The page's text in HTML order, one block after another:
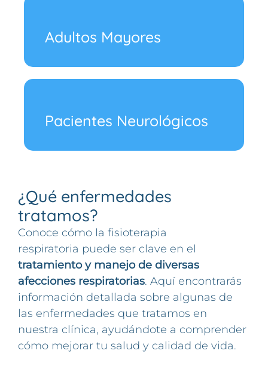
Adultos Mayores
Pacientes Neurológicos
¿Qué enfermedades
tratamos?
Conoce cómo la fisioterapia
respiratoria puede ser clave en el
tratamiento y manejo de diversas
afecciones respiratorias. Aquí encontrarás
información detallada sobre algunas de
las enfermedades que tratamos en
nuestra clínica, ayudándote a comprender
cómo mejorar tu salud y calidad de vida.